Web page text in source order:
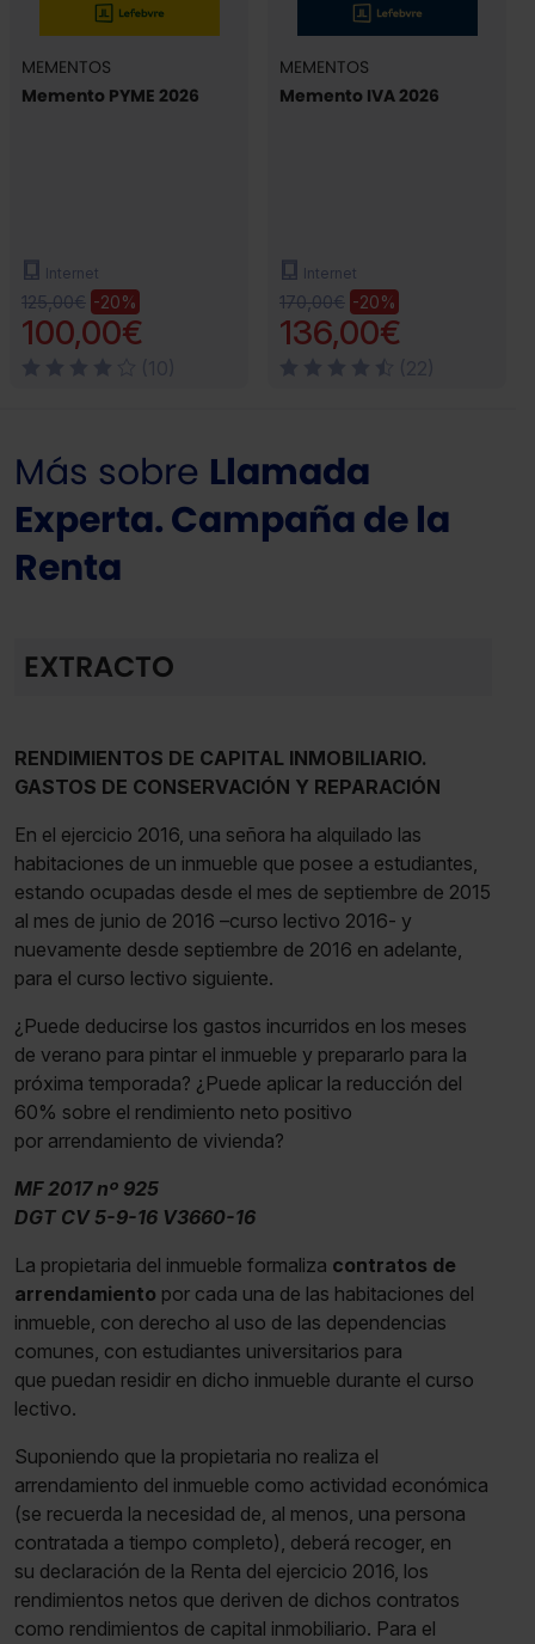
MEMENTOS
Memento PYME 2026
Internet
125,00€ -20%
100,00€
MEMENTOS
Memento IVA 2026
Internet
170,00€ -20%
136,00€
Más sobre Llamada
Experta. Campaña de la
Renta
EXTRACTO
RENDIMIENTOS DE CAPITAL INMOBILIARIO.
GASTOS DE CONSERVACIÓN Y REPARACIÓN
En el ejercicio 2016, una señora ha alquilado las
habitaciones de un inmueble que posee a estudiantes,
estando ocupadas desde el mes de septiembre de 2015
al mes de junio de 2016 –curso lectivo 2016- y
nuevamente desde septiembre de 2016 en adelante,
para el curso lectivo siguiente.
¿Puede deducirse los gastos incurridos en los meses
de verano para pintar el inmueble y prepararlo para la
próxima temporada? ¿Puede aplicar la reducción del
60% sobre el rendimiento neto positivo
por arrendamiento de vivienda?
MF 2017 nº 925
DGT CV 5-9-16 V3660-16
La propietaria del inmueble formaliza contratos de
arrendamiento por cada una de las habitaciones del
inmueble, con derecho al uso de las dependencias
comunes, con estudiantes universitarios para
que puedan residir en dicho inmueble durante el curso
lectivo.
Suponiendo que la propietaria no realiza el
arrendamiento del inmueble como actividad económica
(se recuerda la necesidad de, al menos, una persona
contratada a tiempo completo), deberá recoger, en
su declaración de la Renta del ejercicio 2016, los
rendimientos netos que deriven de dichos contratos
como rendimientos de capital inmobiliario. Para el